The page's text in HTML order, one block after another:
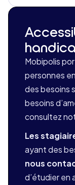
Mobipolis
personnes
des besoins
besoins
consultez
Les
ayant des
nous
d’étudier en